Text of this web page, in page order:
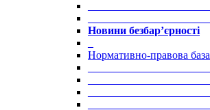
Новини безбар’єрності
Нормативно-правова база